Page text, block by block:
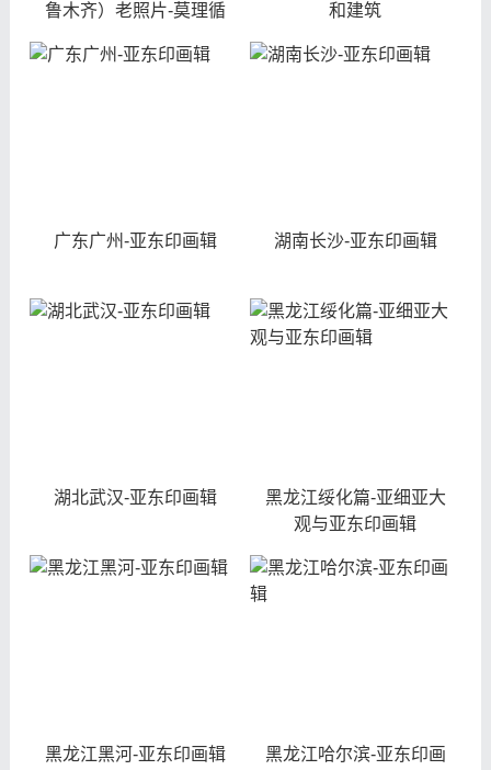
鲁木齐）老照片-莫理循
和建筑
广东广州-亚东印画辑 湖南长沙-亚东印画辑
湖北武汉-亚东印画辑
黑龙江绥化篇-亚细亚大
观与亚东印画辑
黑龙江黑河-亚东印画辑
黑龙江哈尔滨-亚东印画